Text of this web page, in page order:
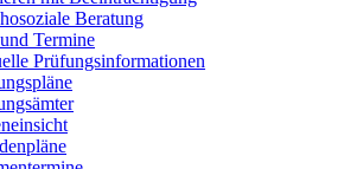
Beratung
Termine
Prüfungsinformationen